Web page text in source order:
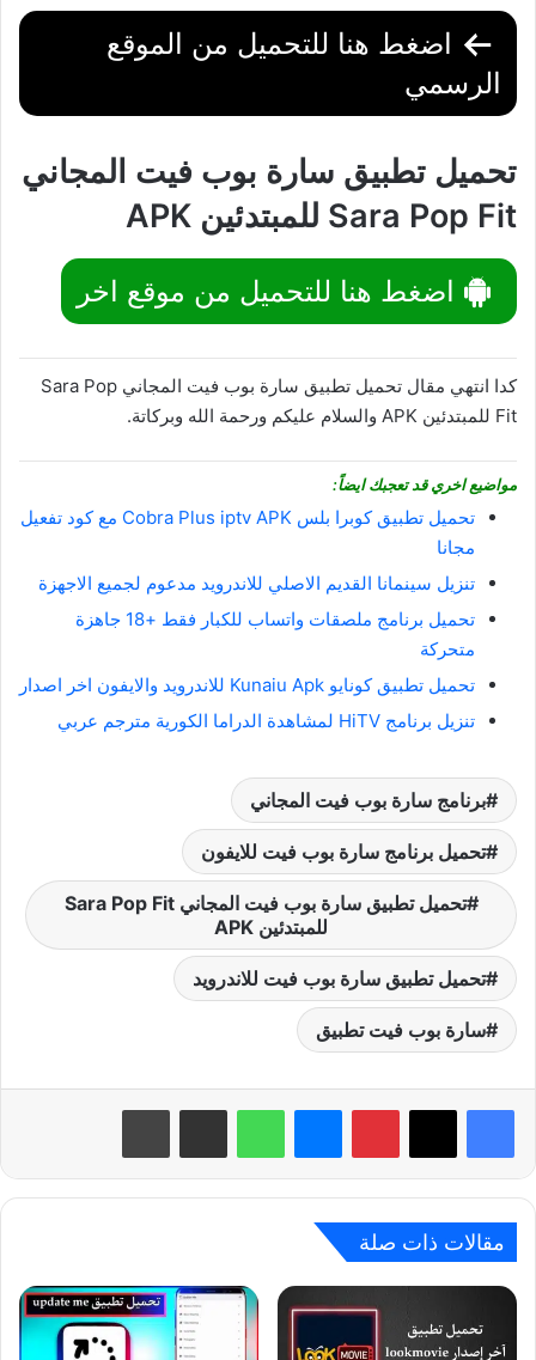
اضغط هنا للتحميل من الموقع
الرسمي
تحميل تطبيق سارة بوب فيت المجاني
Sara Pop Fit للمبتدئين APK
اضغط هنا للتحميل من موقع اخر
كدا انتهي مقال تحميل تطبيق سارة بوب فيت المجاني Sara Pop
Fit للمبتدئين APK والسلام عليكم ورحمة الله وبركاتة.
مواضيع اخري قد تعجبك ايضاً:
تحميل تطبيق كوبرا بلس Cobra Plus iptv APK مع كود تفعيل
مجانا
تنزيل سينمانا القديم الاصلي للاندرويد مدعوم لجميع الاجهزة
تحميل برنامج ملصقات واتساب للكبار فقط +18 جاهزة
متحركة
تحميل تطبيق كونايو Kunaiu Apk للاندرويد والايفون اخر اصدار
تنزيل برنامج HiTV لمشاهدة الدراما الكورية مترجم عربي
برنامج سارة بوب فيت المجاني
تحميل برنامج سارة بوب فيت للايفون
تحميل تطبيق سارة بوب فيت المجاني Sara Pop Fit
للمبتدئين APK
تحميل تطبيق سارة بوب فيت للاندرويد
سارة بوب فيت تطبيق
بينتيريست واتساب
مقالات ذات صلة